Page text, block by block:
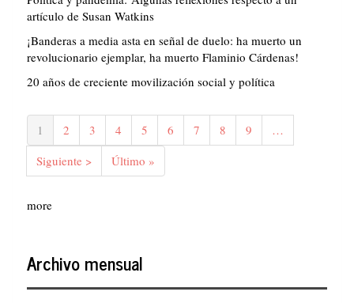
artículo de Susan Watkins
¡Banderas a media asta en señal de duelo: ha muerto un
revolucionario ejemplar, ha muerto Flaminio Cárdenas!
20 años de creciente movilización social y política
Paginación
Página
actual
1 Página
2 Página
3 Página
4 Página
5 Página
6 Página
7 Página
8 Página
9
…
Siguiente
página
Siguiente >
Última
página
Último »
more
Archivo mensual